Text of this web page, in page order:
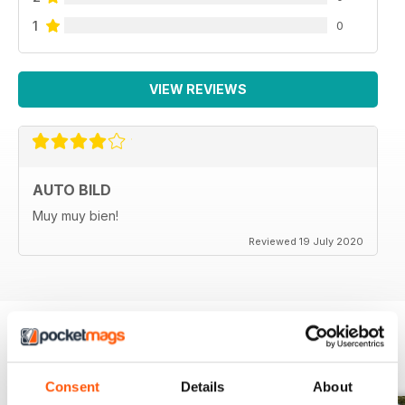
Consent Details About
1 0
VIEW REVIEWS
AUTO BILD
Muy muy bien!
Reviewed 19 July 2020
BACK ISSUES View All